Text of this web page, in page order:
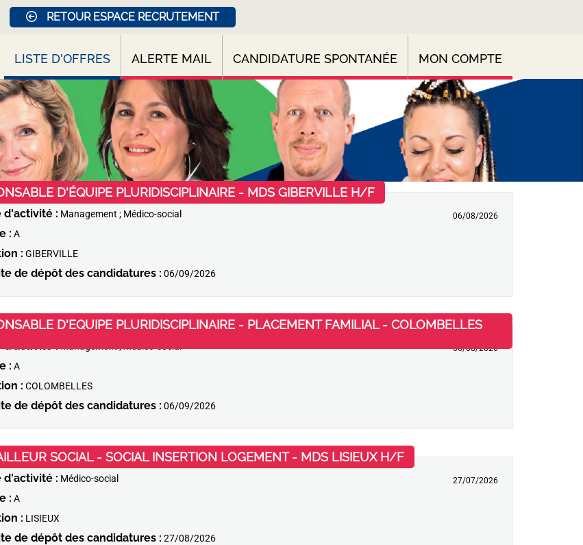
RETOUR ESPACE RECRUTEMENT
LISTE D'OFFRES ALERTE MAIL CANDIDATURE SPONTANÉE MON COMPTE
D'ÉQUIPE PLURIDISCIPLINAIRE - MDS GIBERVILLE H/F(Nouvelle fenêtre)
06/08/2026
d'activité : Management ; Médico-social
: A
: GIBERVILLE
de dépôt des candidatures : 06/09/2026
D'EQUIPE PLURIDISCIPLINAIRE - PLACEMENT FAMILIAL - COLOMBELLES
fenêtre)
06/08/2026
d'activité :
: A
: COLOMBELLES
de dépôt des candidatures : 06/09/2026
SOCIAL - SOCIAL INSERTION LOGEMENT - MDS LISIEUX H/F(Nouvelle fenêtre)
27/07/2026
d'activité : Médico-social
: A
: LISIEUX
de dépôt des candidatures : 27/08/2026